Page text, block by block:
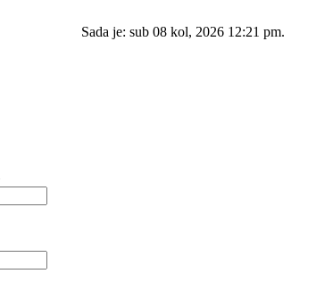
Sada je: sub 08 kol, 2026 12:21 pm.